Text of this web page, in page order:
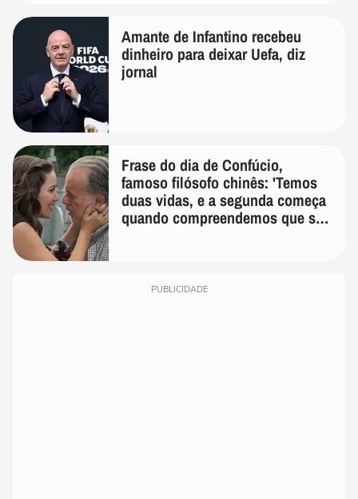
Amante de Infantino recebeu
dinheiro para deixar Uefa, diz
jornal
Frase do dia de Confúcio,
famoso filósofo chinês: 'Temos
duas vidas, e a segunda começa
quando compreendemos que só
PUBLICIDADE